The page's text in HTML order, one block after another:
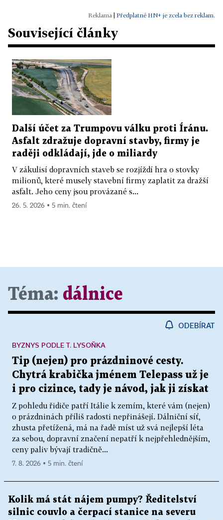
Předplatné HN+ je zcela bez reklam.
Související články
Další účet za Trumpovu válku proti Íránu.
Asfalt zdražuje dopravní stavby, firmy je
raději odkládají, jde o miliardy
V zákulisí dopravních staveb se rozjíždí hra o stovky
milionů, které musely stavební firmy zaplatit za dražší
asfalt. Jeho ceny jsou provázané s...
26. 5. 2026 ▪ 5 min. čtení
Téma: dálnice
ODEBÍRAT
Tip (nejen) pro prázdninové cesty.
Chytrá krabička jménem Telepass už je
i pro cizince, tady je návod, jak ji získat
Z pohledu řidiče patří Itálie k zemím, které vám (nejen)
o prázdninách příliš radosti nepřinášejí. Dálniční síť,
zhusta přetížená, má na řadě míst už svá nejlepší léta
za sebou, dopravní značení nepatří k nejpřehlednějším,
ceny paliv bývají tradičně...
BYZNYS PODLE T. LYSOŇKA
7. 8. 2026 ▪ 5 min. čtení
Kolik má stát nájem pumpy? Ředitelství
silnic couvlo a čerpací stanice na severu